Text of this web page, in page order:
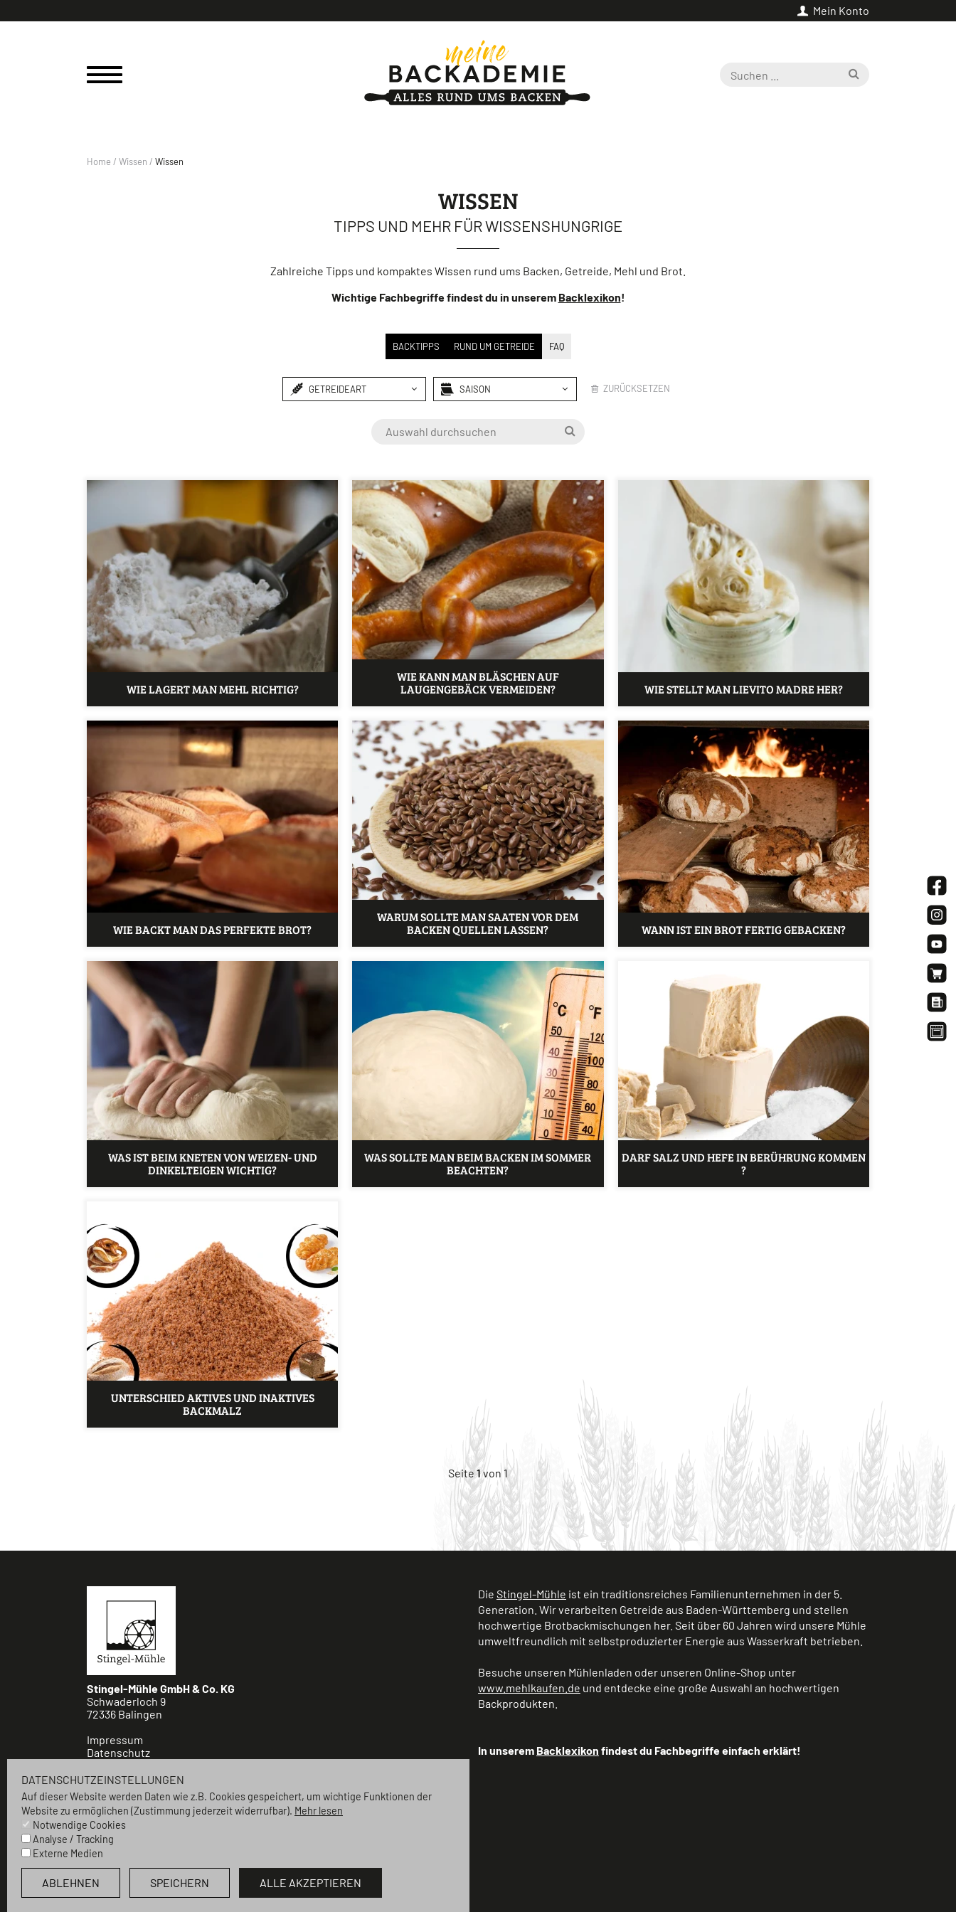
Mein Konto
Home / Wissen / Wissen
WISSEN
TIPPS UND MEHR FÜR WISSENSHUNGRIGE
Zahlreiche Tipps und kompaktes Wissen rund ums Backen, Getreide, Mehl und Brot.
Wichtige Fachbegriffe findest du in unserem Backlexikon!
BACKTIPPS RUND UM GETREIDE FAQ
GETREIDEART
GERSTE
HAFER
SAISON
WEIHNACHTEN
ZURÜCKSETZEN
WIE LAGERT MAN MEHL RICHTIG?
WIE KANN MAN BLÄSCHEN AUF
LAUGENGEBÄCK VERMEIDEN?
WIE STELLT MAN LIEVITO MADRE HER?
WIE BACKT MAN DAS PERFEKTE BROT?
WARUM SOLLTE MAN SAATEN VOR DEM
BACKEN QUELLEN LASSEN?
WANN IST EIN BROT FERTIG GEBACKEN?
WAS IST BEIM KNETEN VON WEIZEN- UND
DINKELTEIGEN WICHTIG?
WAS SOLLTE MAN BEIM BACKEN IM SOMMER
BEACHTEN?
DARF SALZ UND HEFE IN BERÜHRUNG KOMMEN
?
UNTERSCHIED AKTIVES UND INAKTIVES
BACKMALZ
Seite1von 1
Stingel-Mühle GmbH & Co. KG
Schwaderloch 9
72336 Balingen
Impressum
Datenschutz
ZUM ONLINE SHOP
UNSER MÜHLELADEN
Die Stingel-Mühle ist ein traditionsreiches Familienunternehmen in der 5.
Generation. Wir verarbeiten Getreide aus Baden-Württemberg und stellen
hochwertige Brotbackmischungen her. Seit über 60 Jahren wird unsere Mühle
umweltfreundlich mit selbstproduzierter Energie aus Wasserkraft betrieben.
Besuche unseren Mühlenladen oder unseren Online-Shop unter
www.mehlkaufen.de und entdecke eine große Auswahl an hochwertigen
Backprodukten.
In unserem Backlexikon findest du Fachbegriffe einfach erklärt!
DATENSCHUTZEINSTELLUNGEN
Auf dieser Website werden Daten wie z.B. Cookies gespeichert, um wichtige Funktionen der
Website zu ermöglichen (Zustimmung jederzeit widerrufbar). Mehr lesen
Notwendige Cookies
Analyse / Tracking
Externe Medien
ABLEHNEN SPEICHERN ALLE AKZEPTIEREN